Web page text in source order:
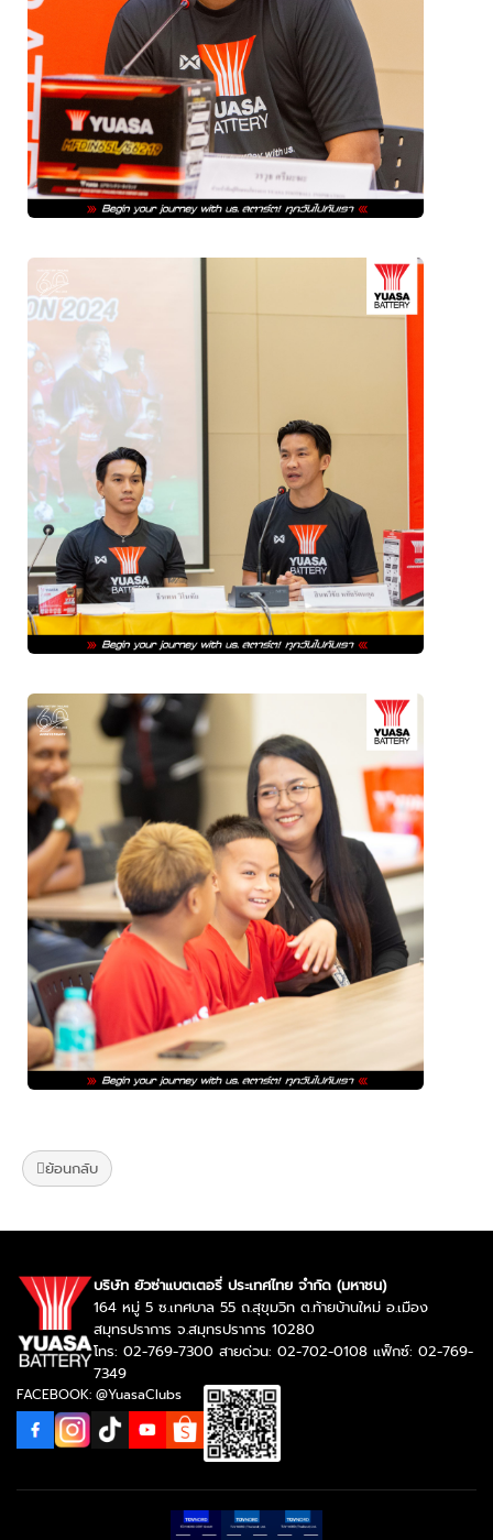
ย้อนกลับ
บริษัท ยัวซ่าแบตเตอรี่ ประเทศไทย จำกัด (มหาชน)
164 หมู่ 5 ซ.เทศบาล 55 ถ.สุขุมวิท ต.ท้ายบ้านใหม่ อ.เมือง
สมุทรปราการ จ.สมุทรปราการ 10280
โทร: 02-769-7300 สายด่วน: 02-702-0108 แฟ็กซ์: 02-769-
7349
FACEBOOK: @YuasaClubs